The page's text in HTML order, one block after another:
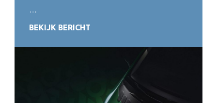
…
BEKIJK BERICHT